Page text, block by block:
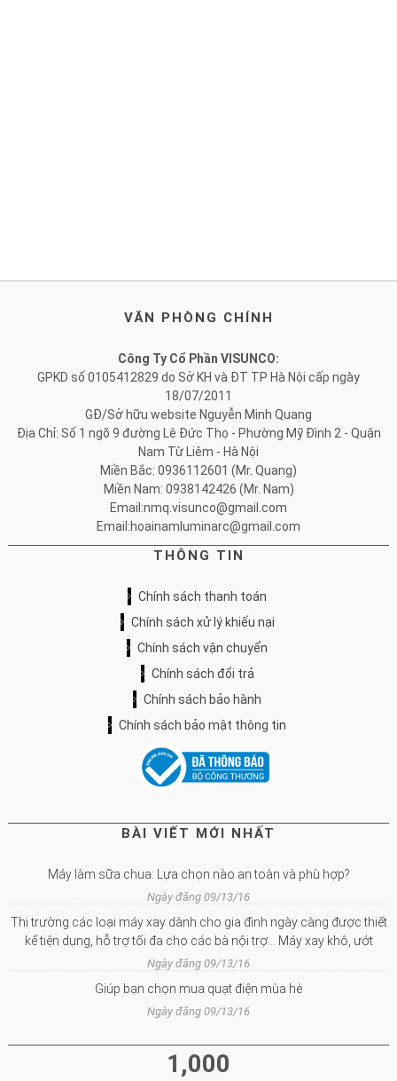
VĂN PHÒNG CHÍNH
Công Ty Cổ Phần VISUNCO:
GPKD số 0105412829 do Sở KH và ĐT TP Hà Nội cấp ngày
18/07/2011
GĐ/Sở hữu website Nguyễn Minh Quang
Địa Chỉ: Số 1 ngõ 9 đường Lê Đức Thọ - Phường Mỹ Đình 2 - Quận
Nam Từ Liêm - Hà Nội
Miền Bắc: 0936112601 (Mr. Quang)
Miền Nam: 0938142426 (Mr. Nam)
Email:nmq.visunco@gmail.com
Email:hoainamluminarc@gmail.com
THÔNG TIN
Chính sách thanh toán
Chính sách xử lý khiếu nại
Chính sách vận chuyển
Chính sách đổi trả
Chính sách bảo hành
Chính sách bảo mật thông tin
BÀI VIẾT MỚI NHẤT
Máy làm sữa chua: Lựa chọn nào an toàn và phù hợp?
Ngày đăng 09/13/16
Thị trường các loại máy xay dành cho gia đình ngày càng được thiết
kế tiện dụng, hỗ trợ tối đa cho các bà nội trợ… Máy xay khô, ướt
Ngày đăng 09/13/16
Giúp bạn chọn mua quạt điện mùa hè
Ngày đăng 09/13/16
1,000